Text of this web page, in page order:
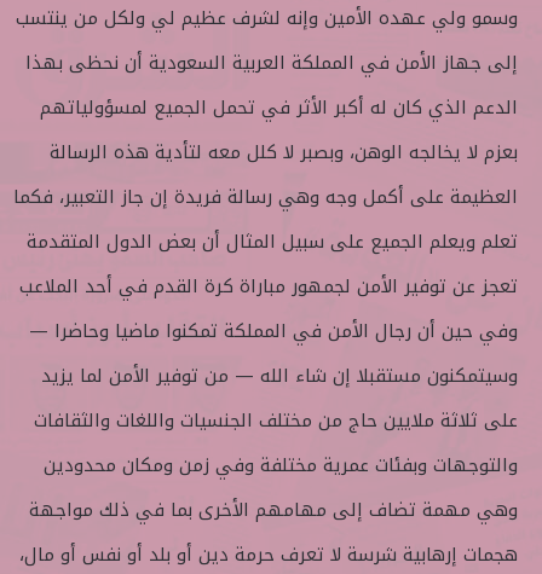
وسمو ولي عهده الأمين وإنه لشرف عظيم لي ولكل من ينتسب
إلى جهاز الأمن في المملكة العربية السعودية أن نحظى بهذا
الدعم الذي كان له أكبر الأثر في تحمل الجميع لمسؤولياتهم
بعزم لا يخالجه الوهن، وبصبر لا كلل معه لتأدية هذه الرسالة
العظيمة على أكمل وجه وهي رسالة فريدة إن جاز التعبير، فكما
تعلم ويعلم الجميع على سبيل المثال أن بعض الدول المتقدمة
تعجز عن توفير الأمن لجمهور مباراة كرة القدم في أحد الملاعب
وفي حين أن رجال الأمن في المملكة تمكنوا ماضيا وحاضرا —
وسيتمكنون مستقبلا إن شاء الله — من توفير الأمن لما يزيد
على ثلاثة ملايين حاج من مختلف الجنسيات واللغات والثقافات
والتوجهات وبفئات عمرية مختلفة وفي زمن ومكان محدودين
وهي مهمة تضاف إلى مهامهم الأخرى بما في ذلك مواجهة
هجمات إرهابية شرسة لا تعرف حرمة دين أو بلد أو نفس أو مال،